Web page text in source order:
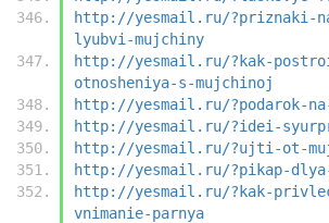
http://yesmail.ru/?priznaki-
lyubvi-mujchiny
http://yesmail.ru/?kak-
otnosheniya-s-mujchinoj
http://yesmail.ru/?podarok-
http://yesmail.ru/?idei-
http://yesmail.ru/?ujti-ot-
http://yesmail.ru/?pikap-
http://yesmail.ru/?kak-
vnimanie-parnya